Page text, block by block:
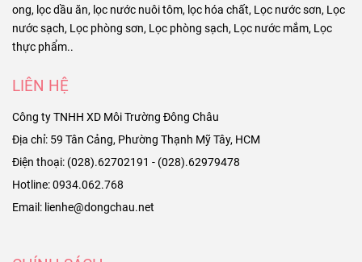
ong, lọc dầu ăn, lọc nước nuôi tôm, lọc hóa chất, Lọc nước sơn, Lọc
nước sạch, Lọc phòng sơn, Lọc phòng sạch, Lọc nước mắm, Lọc
thực phẩm..
LIÊN HỆ
Công ty TNHH XD Môi Trường Đông Châu
Địa chỉ: 59 Tân Cảng, Phường Thạnh Mỹ Tây, HCM
Điện thoại: (028).62702191 - (028).62979478
Hotline: 0934.062.768
Email: lienhe@dongchau.net